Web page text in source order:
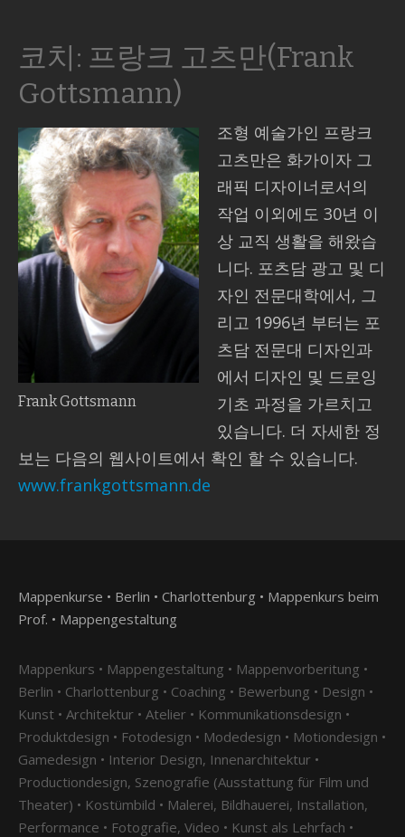
코치: 프랑크 고츠만(Frank
Gottsmann)
Frank Gottsmann
조형 예술가인 프랑크
고츠만은 화가이자 그
래픽 디자이너로서의
작업 이외에도 30년 이
상 교직 생활을 해왔습
니다. 포츠담 광고 및 디
자인 전문대학에서, 그
리고 1996년 부터는 포
츠담 전문대 디자인과
에서 디자인 및 드로잉
기초 과정을 가르치고
있습니다. 더 자세한 정
보는 다음의 웹사이트에서 확인 할 수 있습니다.
www.frankgottsmann.de
Mappenkurse • Berlin • Charlottenburg • Mappenkurs beim
Prof. • Mappengestaltung
Mappenkurs • Mappengestaltung • Mappenvorberitung •
Berlin • Charlottenburg • Coaching • Bewerbung • Design •
Kunst • Architektur • Atelier • Kommunikationsdesign •
Produktdesign • Fotodesign • Modedesign • Motiondesign •
Gamedesign • Interior Design, Innenarchitektur •
Productiondesign, Szenografie (Ausstattung für Film und
Theater) • Kostümbild • Malerei, Bildhauerei, Installation,
Performance • Fotografie, Video • Kunst als Lehrfach •